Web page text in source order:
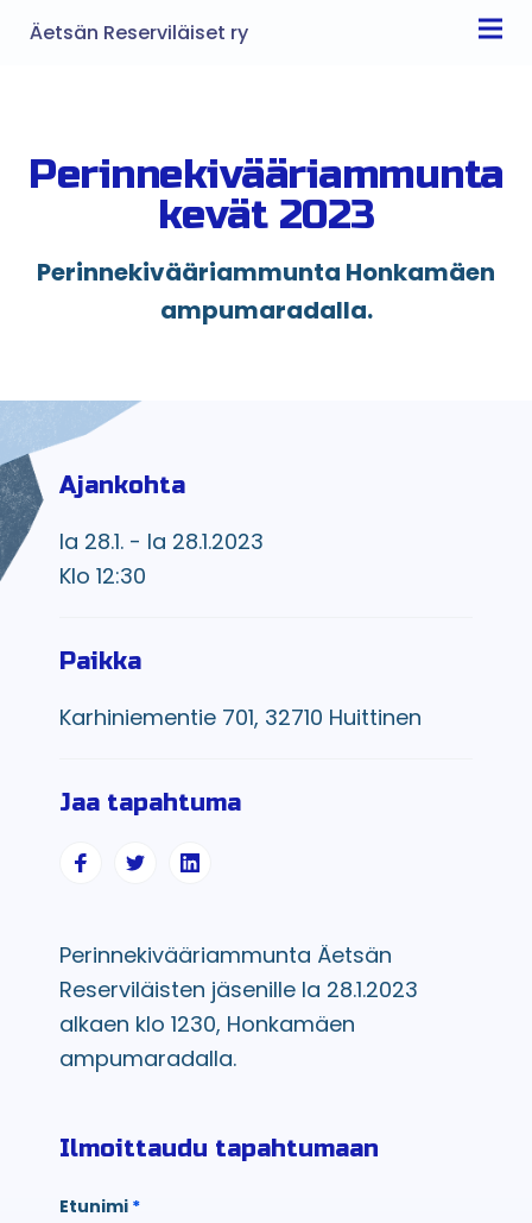
Äetsän Reserviläiset ry
Perinnekivääriammunta
kevät 2023
Perinnekivääriammunta Honkamäen
ampumaradalla.
Ajankohta
la 28.1. - la 28.1.2023
Klo 12:30
Paikka
Karhiniementie 701, 32710 Huittinen
Jaa tapahtuma
Perinnekivääriammunta Äetsän
Reserviläisten jäsenille la 28.1.2023
alkaen klo 1230, Honkamäen
ampumaradalla.
Ilmoittaudu tapahtumaan
Etunimi